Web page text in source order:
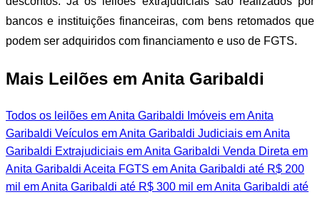
bancos e instituições financeiras, com bens retomados que
podem ser adquiridos com financiamento e uso de FGTS.
Mais Leilões em Anita Garibaldi
Todos os leilões em Anita Garibaldi Imóveis em Anita
Garibaldi Veículos em Anita Garibaldi Judiciais em Anita
Garibaldi Extrajudiciais em Anita Garibaldi Venda Direta em
Anita Garibaldi Aceita FGTS em Anita Garibaldi até R$ 200
mil em Anita Garibaldi até R$ 300 mil em Anita Garibaldi até